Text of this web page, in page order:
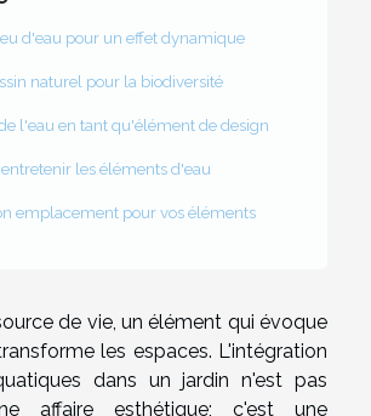
d'eau pour un effet dynamique
naturel pour la biodiversité
l'eau en tant qu'élément de design
les éléments d'eau
emplacement pour vos éléments
de vie, un élément qui évoque
les espaces. L'intégration
dans un jardin n'est pas
affaire esthétique; c'est une